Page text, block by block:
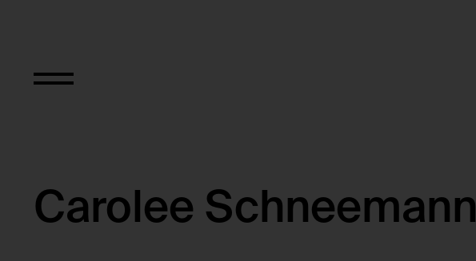
Carolee Schneemann